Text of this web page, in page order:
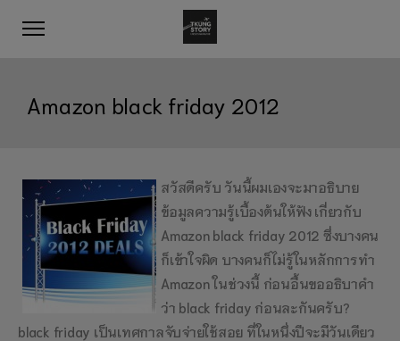
Amazon black friday 2012
สวัสดีครับ วันนี้ผมเองจะมาอธิบาย
ข้อมูลความรู้เบื้องต้นให้ฟัง เกี่ยวกับ
Amazon black friday 2012 ซึ่งบางคน
ก็เข้าใจผิด บางคนก็ไม่รู้ในหลักการทำ
Amazon ในช่วงนี้ ก่อนอื้นขออธิบาคำ
ว่า black friday ก่อนละกันครับ?
black friday เป็นเทศกาลจับจ่ายใช้สอย ที่ในหนึ่งปีจะมีวันเดียว